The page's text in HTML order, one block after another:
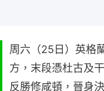
周六（25日）英格
方，末段憑杜古及
反勝修咸頓，晉身